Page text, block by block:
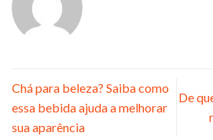
Chá para beleza? Saiba como
essa bebida ajuda a melhorar
sua aparência
De